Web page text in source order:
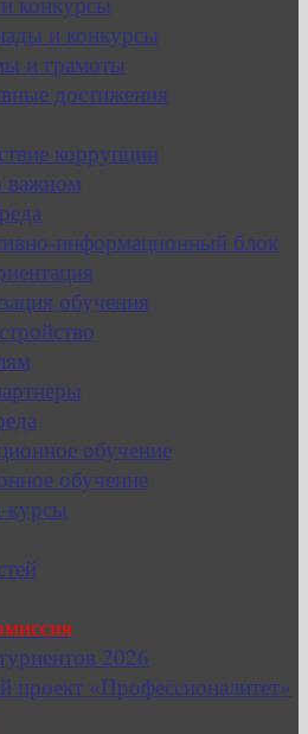
и конкурсы
и грамоты
достижения
коррупции
важном
информационный блок
обучения
обучение
обучение
курсы
2026
проект «Профессионалитет»